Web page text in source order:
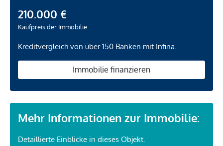
210.000 €
Kaufpreis der Immobilie
Kreditvergleich von über 150 Banken mit Infina.
Immobilie finanzieren
Mehr Informationen zur Immobilie:
Detaillierte Einblicke in dieses Objekt.